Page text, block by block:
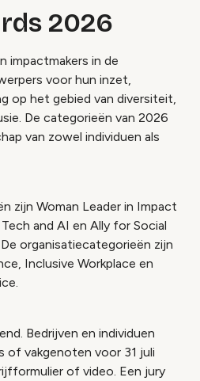
2026
impactmakers in de
voor hun inzet,
op het gebied van diversiteit,
De categorieën van 2026
van zowel individuen als
zijn Woman Leader in Impact
and AI en Ally for Social
organisatiecategorieën zijn
Inclusive Workplace en
Bedrijven en individuen
of vakgenoten voor 31 juli
of video. Een jury